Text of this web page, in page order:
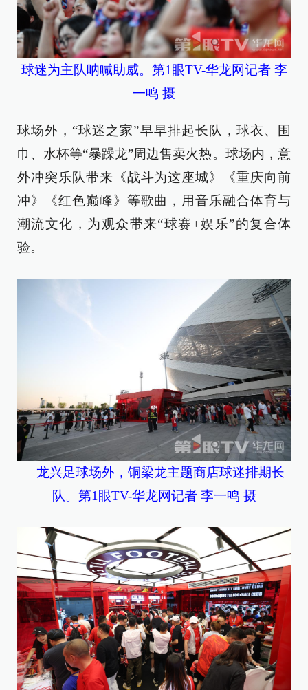
球迷为主队呐喊助威。第1眼TV-华龙网记者 李
一鸣 摄
球场外，“球迷之家”早早排起长队，球衣、围
巾、水杯等“暴躁龙”周边售卖火热。球场内，意
外冲突乐队带来《战斗为这座城》《重庆向前
冲》《红色巅峰》等歌曲，用音乐融合体育与
潮流文化，为观众带来“球赛+娱乐”的复合体
验。
龙兴足球场外，铜梁龙主题商店球迷排期长
队。第1眼TV-华龙网记者 李一鸣 摄